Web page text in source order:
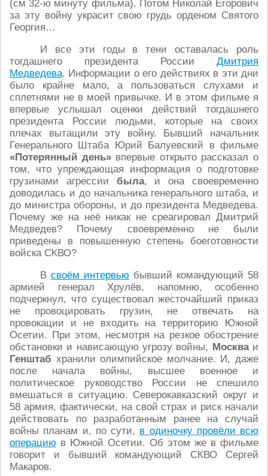
(см 32-ю минуту фильма). Потом Николай Егорович
за эту войну украсит свою грудь орденом Святого
Георгия…
И все эти годы в тени оставалась роль
тогдашнего президента России Дмитрия
Медведева. Информации о его действиях в эти дни
было крайне мало, а пользоваться слухами и
сплетнями не в моей привычке. И в этом фильме я
впервые услышал оценки действий тогдашнего
президента России людьми, которые на своих
плечах вытащили эту войну. Бывший начальник
Генерального Штаба Юрий Балуевский в фильме
«Потерянный день»впервые открыто рассказал о
том, что упреждающая информация о подготовке
грузинами агрессии была, и она своевременно
доводилась и до начальника генерального штаба, и
до министра обороны, и до президента Медведева.
Почему же на неё никак не среагировал Дмитрий
Медведев? Почему своевременно не были
приведены в повышенную степень боеготовности
войска СКВО?
В своём интервью бывший командующий 58
армией генерал Хрулёв, напомню, особенно
подчеркнул, что существовал жесточайший приказ
не провоцировать грузин, не отвечать на
провокации и не входить на территорию Южной
Осетии. При этом, несмотря на резкое обострение
обстановки и нависающую угрозу войны, Москваи
Генштаб хранили олимпийское молчание. И, даже
после начала войны, высшее военное и
политическое руководство России не спешило
вмешаться в ситуацию. Северокавказский округ и
58 армия, фактически, на свой страх и риск начали
действовать по разработанным ранее на случай
войны планам и, по сути, в одиночку провёли всю
операцию в Южной Осетии. Об этом же в фильме
говорит и бывший командующий СКВО Сергей
Макаров.